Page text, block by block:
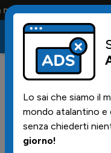
e solo i tifosi la portano
16/06/2025 | 07.27
Chi si sta
migliori
Lo sai che siamo il
mondo atalantino e
senza chiederti
giorno!